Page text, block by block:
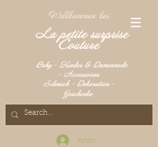
Willkommen bei
La petite surprise
Couture
Baby - Kinder & Damenmode
- Accessoires
Schmuck - Dekoration -
Geschenke
Anmelden